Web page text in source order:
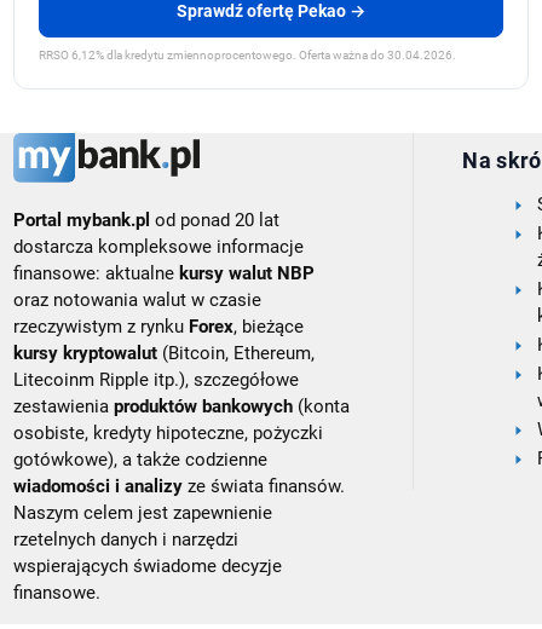
Sprawdź ofertę Pekao →
RRSO 6,12% dla kredytu zmiennoprocentowego. Oferta ważna do 30.04.2026.
Portal mybank.pl od ponad 20 lat
dostarcza kompleksowe informacje
finansowe: aktualne kursy walut NBP
oraz notowania walut w czasie
rzeczywistym z rynku Forex, bieżące
kursy kryptowalut (Bitcoin, Ethereum,
Litecoinm Ripple itp.), szczegółowe
zestawieniaproduktów bankowych (konta
osobiste, kredyty hipoteczne, pożyczki
gotówkowe), a także codzienne
wiadomości i analizy ze świata finansów.
Naszym celem jest zapewnienie
rzetelnych danych i narzędzi
wspierających świadome decyzje
finansowe.
Na